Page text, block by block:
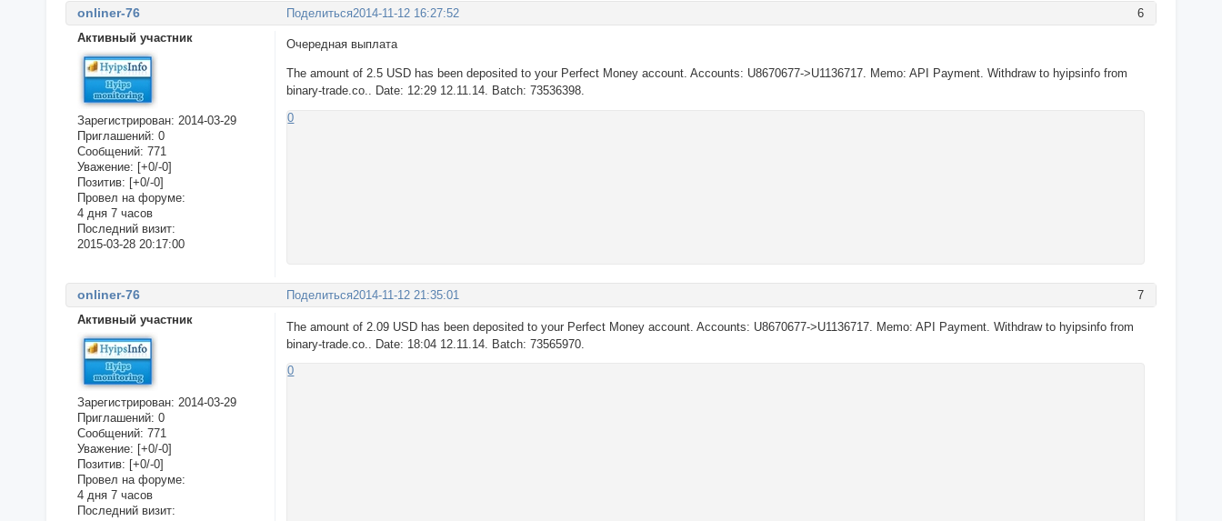
Поделиться 6
2014-11-12 16:27:52
onliner-76
Активный участник
Зарегистрирован: 2014-03-29
Приглашений: 0
Сообщений: 771
Уважение: [+0/-0]
Позитив: [+0/-0]
Провел на форуме:
4 дня 7 часов
Последний визит:
2015-03-28 20:17:00
Очередная выплата
The amount of 2.5 USD has been deposited to your Perfect Money account. Accounts: U8670677->U1136717. Memo: API Payment. Withdraw to hyipsinfo from
binary-trade.co.. Date: 12:29 12.11.14. Batch: 73536398.
0
Поделиться 7
2014-11-12 21:35:01
onliner-76
Активный участник
Зарегистрирован: 2014-03-29
Приглашений: 0
Сообщений: 771
Уважение: [+0/-0]
Позитив: [+0/-0]
Провел на форуме:
4 дня 7 часов
Последний визит:
The amount of 2.09 USD has been deposited to your Perfect Money account. Accounts: U8670677->U1136717. Memo: API Payment. Withdraw to hyipsinfo from
binary-trade.co.. Date: 18:04 12.11.14. Batch: 73565970.
0